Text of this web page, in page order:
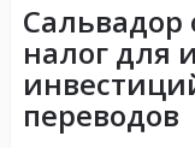
налог для
переводов